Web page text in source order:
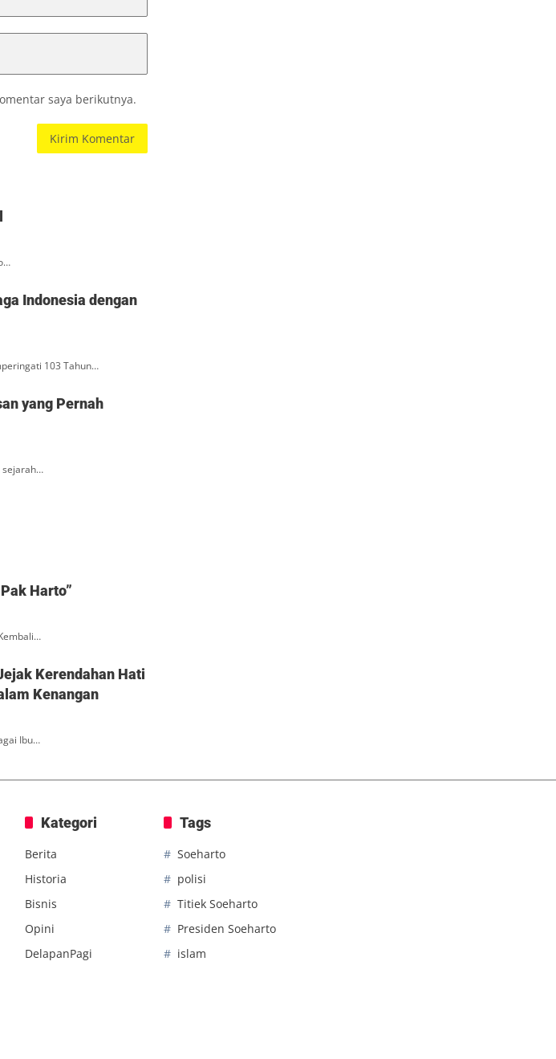
saya berikutnya.
Indonesia dengan
103 Tahun…
yang Pernah
sejarah…
Harto”
Kerendahan Hati
Kenangan
Ibu…
Kategori
Berita
Historia
Bisnis
Opini
DelapanPagi
Tags
Soeharto
polisi
Titiek Soeharto
Presiden Soeharto
islam